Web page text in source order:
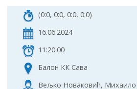
(0:0, 0:0, 0:0, 0:0)
16.06.2024
11:20:00
Балон КК Сава
Вељко Новаковић, Михаило